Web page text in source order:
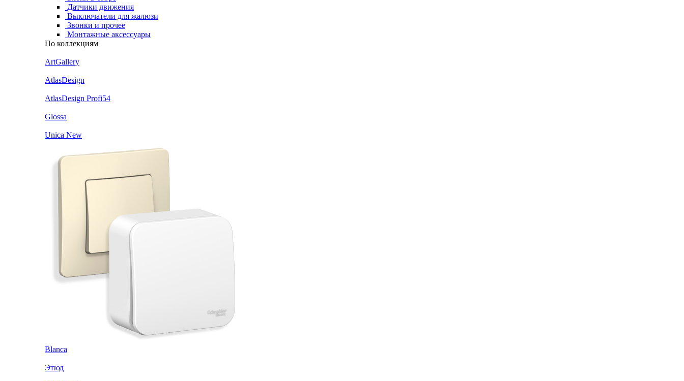
Датчики движения
Выключатели для жалюзи
Звонки и прочее
Монтажные аксессуары
По коллекциям
ArtGallery
AtlasDesign
AtlasDesign Profi54
Glossa
Unica New
Blanca
Этюд